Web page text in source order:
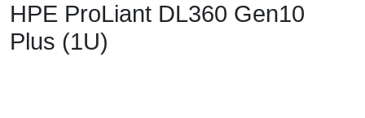
HPE ProLiant DL360 Gen10
Plus (1U)